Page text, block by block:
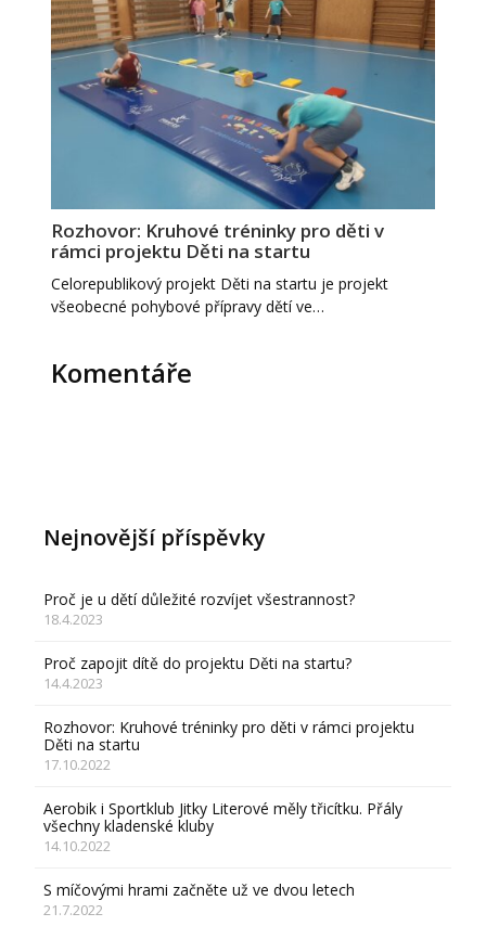
Rozhovor: Kruhové tréninky pro děti v
rámci projektu Děti na startu
Celorepublikový projekt Děti na startu je projekt
všeobecné pohybové přípravy dětí ve…
Komentáře
Nejnovější příspěvky
Proč je u dětí důležité rozvíjet všestrannost?
18.4.2023
Proč zapojit dítě do projektu Děti na startu?
14.4.2023
Rozhovor: Kruhové tréninky pro děti v rámci projektu
Děti na startu
17.10.2022
Aerobik i Sportklub Jitky Literové měly třicítku. Přály
všechny kladenské kluby
14.10.2022
S míčovými hrami začněte už ve dvou letech
21.7.2022